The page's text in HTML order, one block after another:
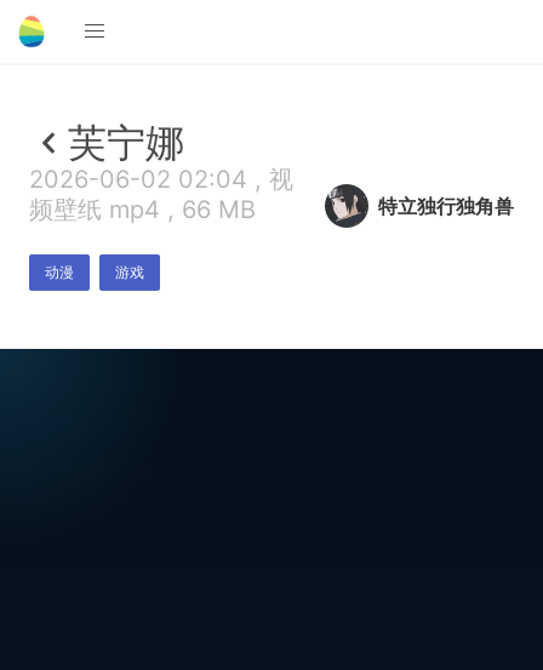
芙宁娜
2026-06-02 02:04 , 视
频壁纸 mp4 , 66 MB
动漫 游戏
特立独行独角兽